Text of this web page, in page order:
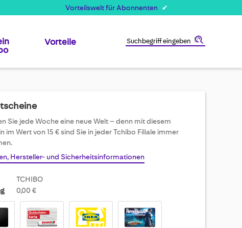
Vorteilswelt für Abonnenten
Vorteile
Sie jede Woche eine neue Welt – denn mit diesem
im Wert von 15 € sind Sie in jeder Tchibo Filiale immer
Hersteller- und Sicherheitsinformationen
TCHIBO
0,00 €